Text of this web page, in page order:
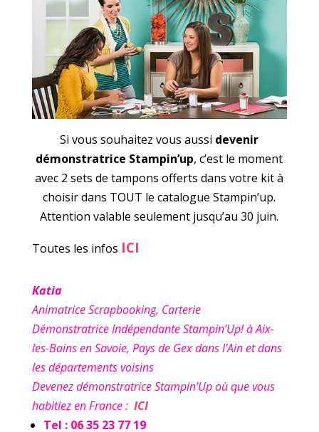
Si vous souhaitez vous aussi devenir
démonstratrice Stampin’up, c’est le moment
avec 2 sets de tampons offerts dans votre kit à
choisir dans TOUT le catalogue Stampin’up.
Attention valable seulement jusqu’au 30 juin.
Toutes les infos ICI
Katia
Animatrice Scrapbooking, Carterie
Démonstratrice Indépendante Stampin’Up! à Aix-
les-Bains en Savoie, Pays de Gex dans l’Ain et dans
les départements voisins
Devenez démonstratrice Stampin’Up où que vous
habitiez en France : ICI
Tel : 06 35 23 77 19